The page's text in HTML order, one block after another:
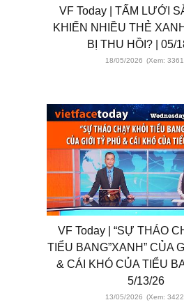
VF Today | TẤM LƯỚI
KHIẾN NHIỀU THẺ
BỊ THU HỒI? | 05/
18/05/2026 (Xem:
VF Today | “SỰ THÁO
TIỂU BANG”XANH” CỦA
& CÁI KHÓ CỦA TIỂU
5/13/26
13/05/2026 (Xem: